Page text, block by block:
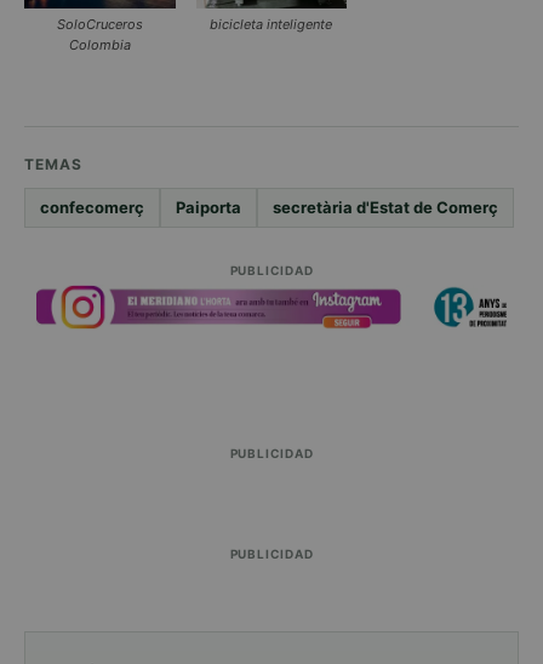
SoloCruceros
Colombia
bicicleta inteligente
TEMAS
confecomerç Paiporta secretària d'Estat de Comerç
PUBLICIDAD
PUBLICIDAD
PUBLICIDAD